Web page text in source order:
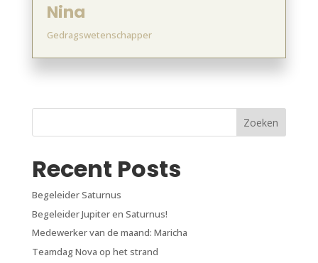
Nina
Gedragswetenschapper
Zoeken
Recent Posts
Begeleider Saturnus
Begeleider Jupiter en Saturnus!
Medewerker van de maand: Maricha
Teamdag Nova op het strand